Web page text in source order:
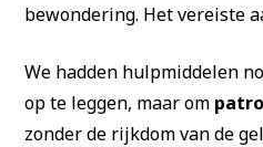
bewondering. Het vereiste
We hadden hulpmiddelen
op te leggen, maar om
zonder de rijkdom van de